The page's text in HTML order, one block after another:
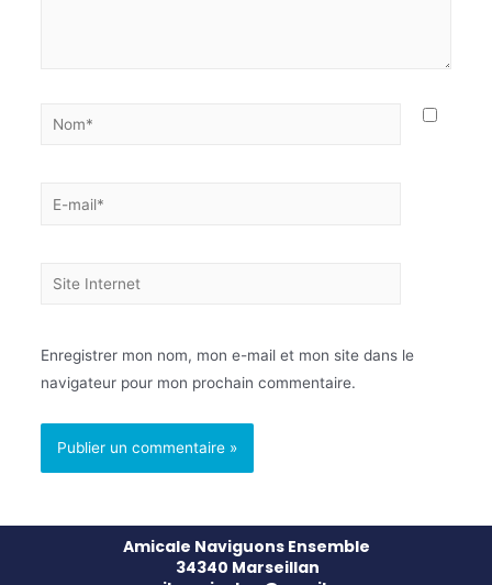
Enregistrer mon nom, mon e-mail et mon site dans le
navigateur pour mon prochain commentaire.
Amicale Naviguons Ensemble
34340 Marseillan